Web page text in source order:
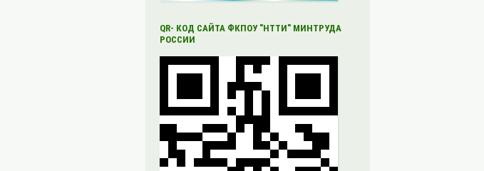
QR- КОД САЙТА ФКПОУ "НТТИ" МИНТРУДА
РОССИИ